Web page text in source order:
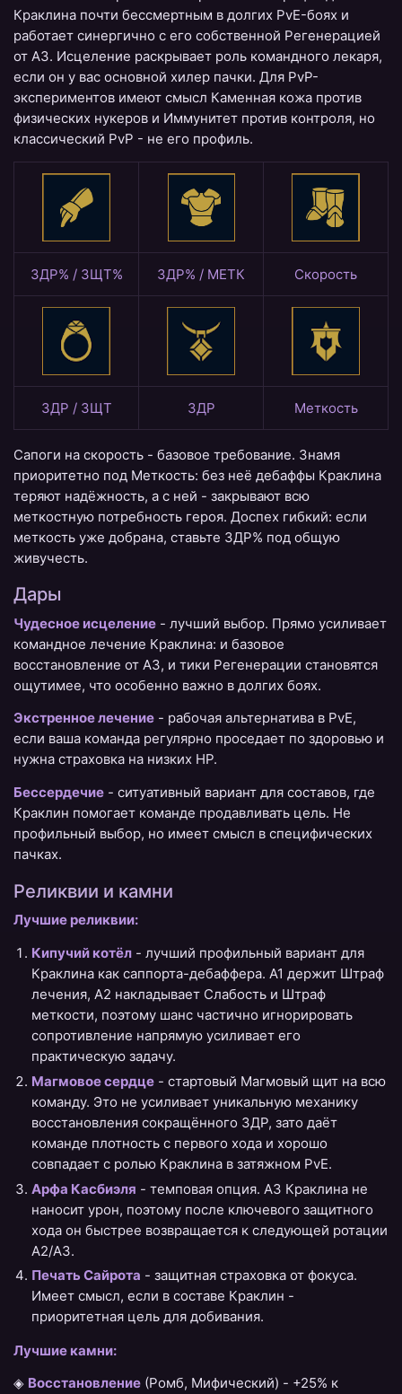
Краклина почти бессмертным в долгих PvE-боях и
работает синергично с его собственной Регенерацией
от A3. Исцеление раскрывает роль командного лекаря,
если он у вас основной хилер пачки. Для PvP-
экспериментов имеют смысл Каменная кожа против
физических нукеров и Иммунитет против контроля, но
классический PvP - не его профиль.
ЗДР% / ЗЩТ% ЗДР% / МЕТК Скорость
ЗДР / ЗЩТ ЗДР Меткость
Сапоги на скорость - базовое требование. Знамя
приоритетно под Меткость: без неё дебаффы Краклина
теряют надёжность, а с ней - закрывают всю
меткостную потребность героя. Доспех гибкий: если
меткость уже добрана, ставьте ЗДР% под общую
живучесть.
Дары
Чудесное исцеление - лучший выбор. Прямо усиливает
командное лечение Краклина: и базовое
восстановление от A3, и тики Регенерации становятся
ощутимее, что особенно важно в долгих боях.
Экстренное лечение - рабочая альтернатива в PvE,
если ваша команда регулярно проседает по здоровью и
нужна страховка на низких HP.
Бессердечие - ситуативный вариант для составов, где
Краклин помогает команде продавливать цель. Не
профильный выбор, но имеет смысл в специфических
пачках.
Реликвии и камни
Лучшие реликвии:
Кипучий котёл - лучший профильный вариант для
Краклина как саппорта-дебаффера. A1 держит Штраф
лечения, A2 накладывает Слабость и Штраф
меткости, поэтому шанс частично игнорировать
сопротивление напрямую усиливает его
практическую задачу.
Магмовое сердце - стартовый Магмовый щит на всю
команду. Это не усиливает уникальную механику
восстановления сокращённого ЗДР, зато даёт
команде плотность с первого хода и хорошо
совпадает с ролью Краклина в затяжном PvE.
Арфа Касбиэля - темповая опция. A3 Краклина не
наносит урон, поэтому после ключевого защитного
хода он быстрее возвращается к следующей ротации
A2/A3.
Печать Сайрота - защитная страховка от фокуса.
Имеет смысл, если в составе Краклин -
приоритетная цель для добивания.
Лучшие камни:
◈ Восстановление (Ромб, Мифический) - +25% к